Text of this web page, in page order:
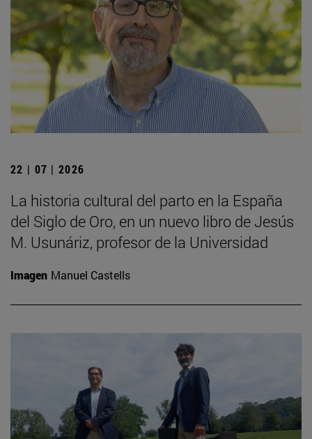
22 | 07 | 2026
La historia cultural del parto en la España
del Siglo de Oro, en un nuevo libro de Jesús
M. Usunáriz, profesor de la Universidad
Imagen Manuel Castells